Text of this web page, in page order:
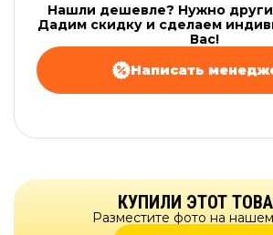
Нашли дешевле? Нужно
Дадим скидку и сделаем
Вас!
Написать
КУПИЛИ ЭТОТ
Разместите фото на